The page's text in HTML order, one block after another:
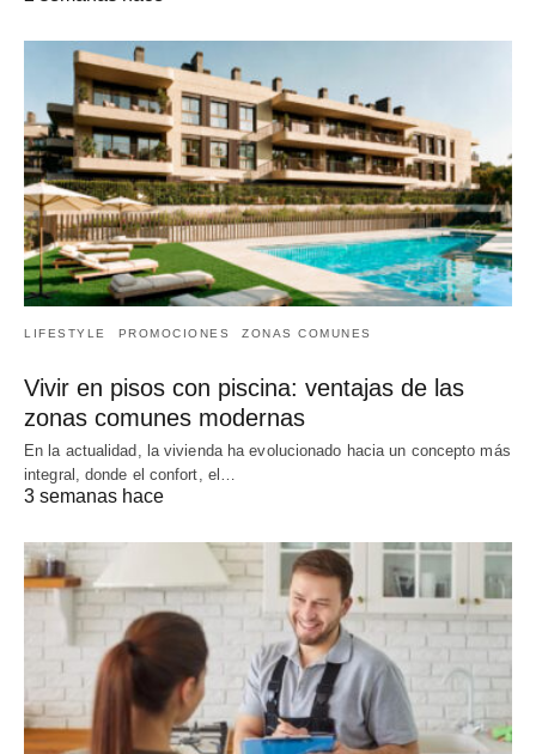
LIFESTYLE PROMOCIONES ZONAS COMUNES
Vivir en pisos con piscina: ventajas de las
zonas comunes modernas
En la actualidad, la vivienda ha evolucionado hacia un concepto más
integral, donde el confort, el…
3 semanas hace